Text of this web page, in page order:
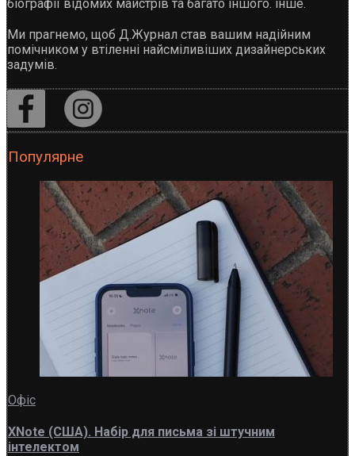
біографії відомих майстрів та багато іншого. інше.
Ми прагнемо, щоб Д.Журнал став вашим надійним
помічником у втіленні найсміливіших дизайнерських
задумів.
Популярне
Офіс
XNote (США). Набір для письма зі штучним
інтелектом